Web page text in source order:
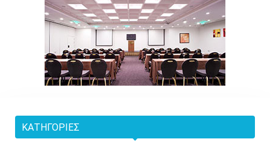
ΚΑΤΗΓΟΡΊΕΣ